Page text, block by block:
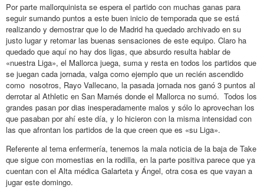
Por parte mallorquinista se espera el partido con muchas ganas para
seguir sumando puntos a este buen inicio de temporada que se está
realizando y demostrar que lo de Madrid ha quedado archivado en su
justo lugar y retomar las buenas sensaciones de este equipo. Claro ha
quedado que aquí no hay dos ligas, que absurdo resulta hablar de
«nuestra Liga», el Mallorca juega, suma y resta en todos los partidos que
se juegan cada jornada, valga como ejemplo que un recién ascendido
como nosotros, Rayo Vallecano, la pasada jornada nos ganó 3 puntos al
derrotar al Athletic en San Mamés donde el Mallorca no sumó. Todos los
grandes pasan por dias inesperadamente malos y sólo lo aprovechan los
que pasaban por ahí este día, y lo hicieron con la misma intensidad con
las que afrontan los partidos de la que creen que es «su Liga».
Referente al tema enfermería, tenemos la mala noticia de la baja de Take
que sigue con momestias en la rodilla, en la parte positiva parece que ya
cuentan con el Alta médica Galarteta y Ángel, otra cosa es que vayan a
jugar este domingo.